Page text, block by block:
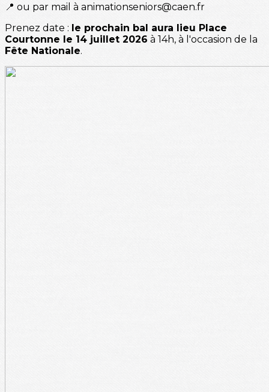
📍 ou par mail à animationseniors@caen.fr
Prenez date : le prochain bal aura lieu Place
Courtonne le 14 juillet 2026 à 14h, à l'occasion de la
Fête Nationale.